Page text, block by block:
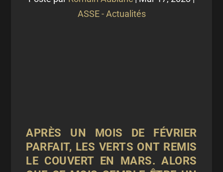
ASSE - Actualités
APRÈS UN MOIS DE FÉVRIER
PARFAIT, LES VERTS ONT REMIS
LE COUVERT EN MARS. ALORS